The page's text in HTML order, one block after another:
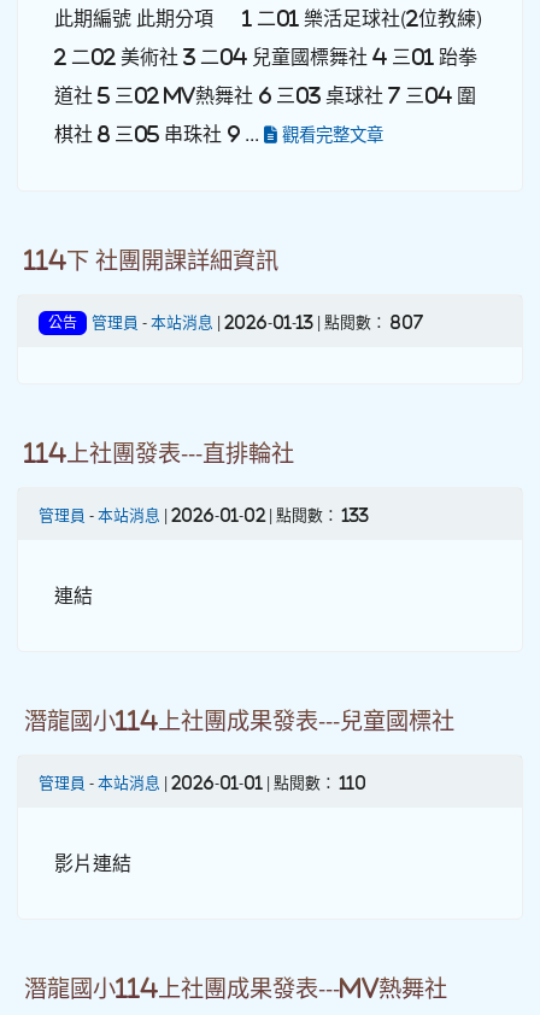
此期編號 此期分項 1 二01 樂活足球社(2位教練)
2 二02 美術社 3 二04 兒童國標舞社 4 三01 跆拳
道社 5 三02 MV熱舞社 6 三03 桌球社 7 三04 圍
棋社 8 三05 串珠社 9 ...
觀看完整文章
114下 社團開課詳細資訊
公告 管理員 - 本站消息 | 2026-01-13 | 點閱數： 807
114上社團發表---直排輪社
管理員 - 本站消息 | 2026-01-02 | 點閱數： 133
連結
潛龍國小114上社團成果發表---兒童國標社
管理員 - 本站消息 | 2026-01-01 | 點閱數： 110
影片連結
潛龍國小114上社團成果發表---MV熱舞社